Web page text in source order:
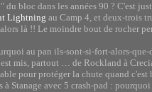
" du bloc dans les années 90 ? C'est
Lightning au Camp 4, et deux-trois
là !! Le moindre bout de rocher
au pan ils-sont-si-fort-alors-
mis, partout … de Rockland à
pour protéger la chute quand
Stanage avec 5 crash-pad :